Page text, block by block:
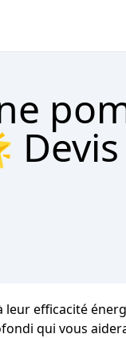
Devis
efficacité
qui vous